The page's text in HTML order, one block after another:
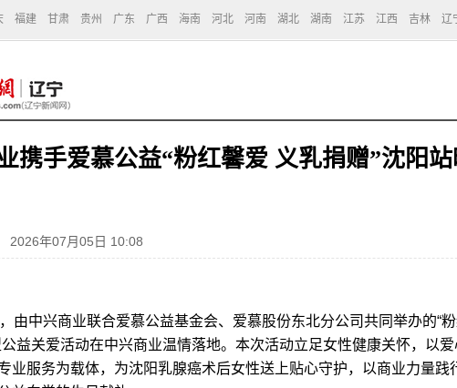
福建 甘肃 贵州 广东 广西 海南 河北 河南 湖北 湖南 江苏 江西 吉林 辽
携手爱慕公益“粉红馨爱 义乳捐赠”沈阳
2026年07月05日 10:08
中兴商业联合爱慕公益基金会、爱慕股份东北分公司共同举办的“粉
公益关爱活动在中兴商业温情落地。本次活动立足女性健康关怀，以
业服务为载体，为沈阳乳腺癌术后女性送上贴心守护，以商业力量践